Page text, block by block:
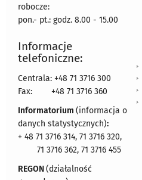
robocze:
pon.- pt.: godz. 8.00 - 15.00
Informacje
telefoniczne:
Centrala: +48 71 3716 300
Fax:
+48 71 3716 360
Informatorium (informacja o
danych statystycznych):
+ 48 71 3716 314, 71 3716 320,
71 3716 362, 71 3716 455
REGON(działalność